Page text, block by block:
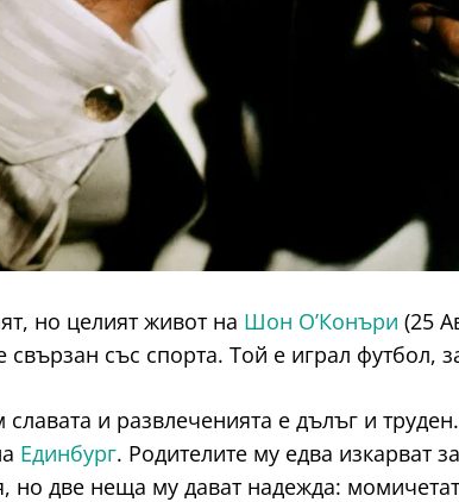
но целият живот на Шон О’Конъри (25
със спорта. Той е играл футбол,
и развлеченията е дълъг и
Единбург. Родителите му едва изкарват
но две неща му дават надежда: